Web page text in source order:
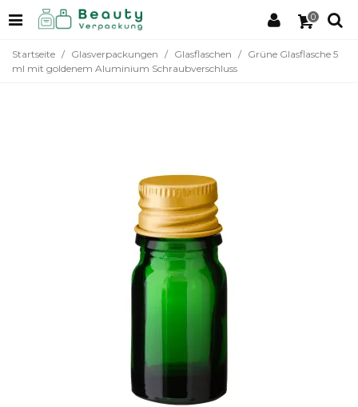
0
Startseite / Glasverpackungen / Glasflaschen / Grüne Glasflasche 5
ml mit goldenem Aluminium Schraubverschluss